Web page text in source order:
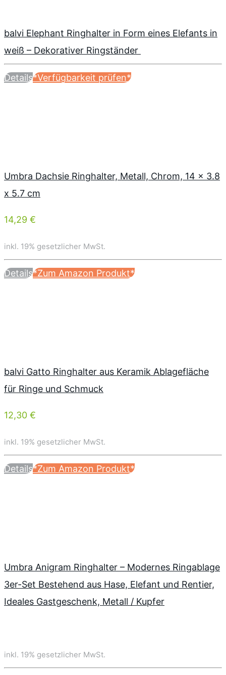
balvi Elephant Ringhalter in Form eines Elefants in
weiß – Dekorativer Ringständer
Details*Verfügbarkeit prüfen*
Umbra Dachsie Ringhalter, Metall, Chrom, 14 x 3.8
x 5.7 cm
14,29 €
inkl. 19% gesetzlicher MwSt.
Details*Zum Amazon Produkt*
balvi Gatto Ringhalter aus Keramik Ablagefläche
für Ringe und Schmuck
12,30 €
inkl. 19% gesetzlicher MwSt.
Details*Zum Amazon Produkt*
Umbra Anigram Ringhalter – Modernes Ringablage
3er-Set Bestehend aus Hase, Elefant und Rentier,
Ideales Gastgeschenk, Metall / Kupfer
inkl. 19% gesetzlicher MwSt.